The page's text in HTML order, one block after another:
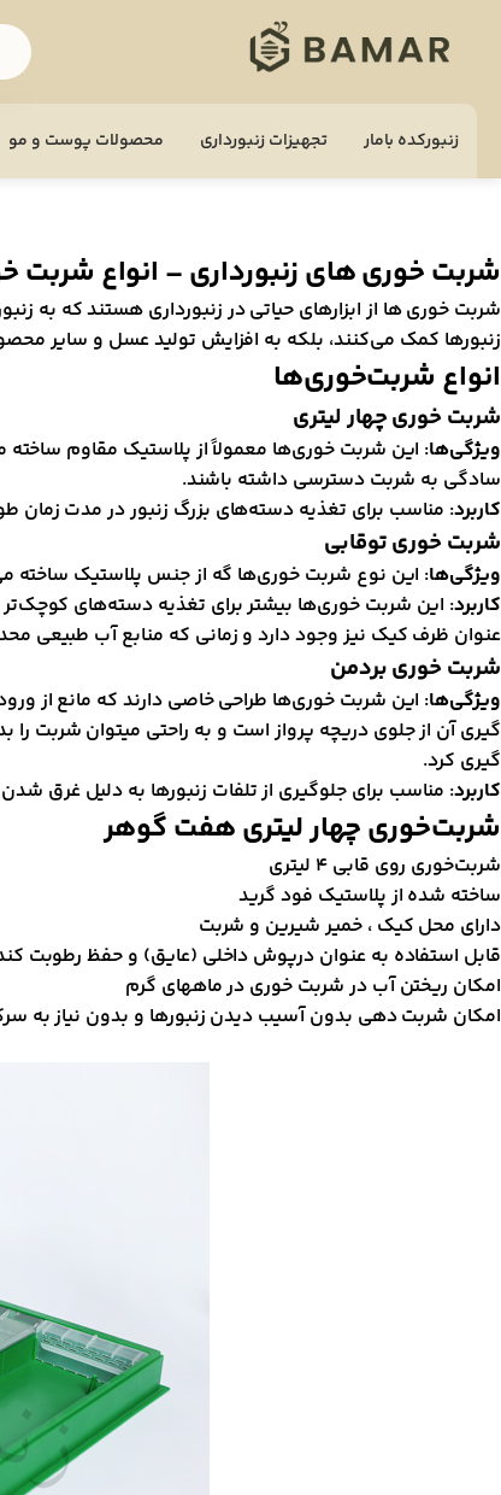
زنبورکده بامار تجهيزات زنبورداری محصولات پوست و مو
شربت خوری‌ های زنبورداری – انواع شربت
شربت خوری‌ ها از ابزارهای حیاتی در زنبورداری هستند که به
زنبورها کمک می‌کنند، بلکه به افزایش تولید عسل و سایر
انواع شربت‌خوری‌ها
شربت خوری چهار لیتری
ویژگی‌ها: این شربت خوری‌ها معمولاً از پلاستیک مقاوم ساخته
سادگی به شربت دسترسی داشته باشند.
کاربرد: مناسب برای تغذیه دسته‌های بزرگ زنبور در مدت زمان
شربت خوری توقابی
ویژگی‌ها: این نوع شربت خوری‌ها گه از جنس پلاستیک ساخته
کاربرد: این شربت خوری‌ها بیشتر برای تغذیه دسته‌های
عنوان ظرف کیک نیز وجود دارد و زمانی که منابع آب طبیعی
شربت خوری بردمن
ویژگی‌ها: این شربت خوری‌ها طراحی خاصی دارند که مانع از
گیری آن از جلوی دریچه پرواز است و به راحتی میتوان شربت
گیری کرد.
کاربرد: مناسب برای جلوگیری از تلفات زنبورها به دلیل غرق
شربت‌خوری چهار لیتری هفت گوهر
شربت‌خوری روی قابی 4 لیتری
ساخته شده از پلاستیک فود گرید
دارای محل کیک ، خمیر شیرین و شربت
قابل استفاده به عنوان درپوش داخلی (عایق) و حفظ رطوبت
امکان ریختن آب در شربت خوری در ماههای گرم
امکان شربت دهی بدون آسیب دیدن زنبورها و بدون نیاز به